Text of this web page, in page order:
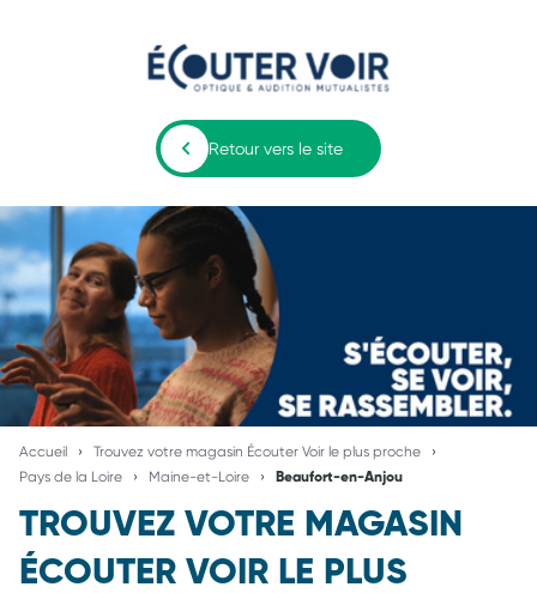
Retour vers le site
Accueil
Trouvez votre magasin Écouter Voir le plus proche
Pays de la Loire
Maine-et-Loire Beaufort-en-Anjou
TROUVEZ VOTRE MAGASIN
ÉCOUTER VOIR LE PLUS